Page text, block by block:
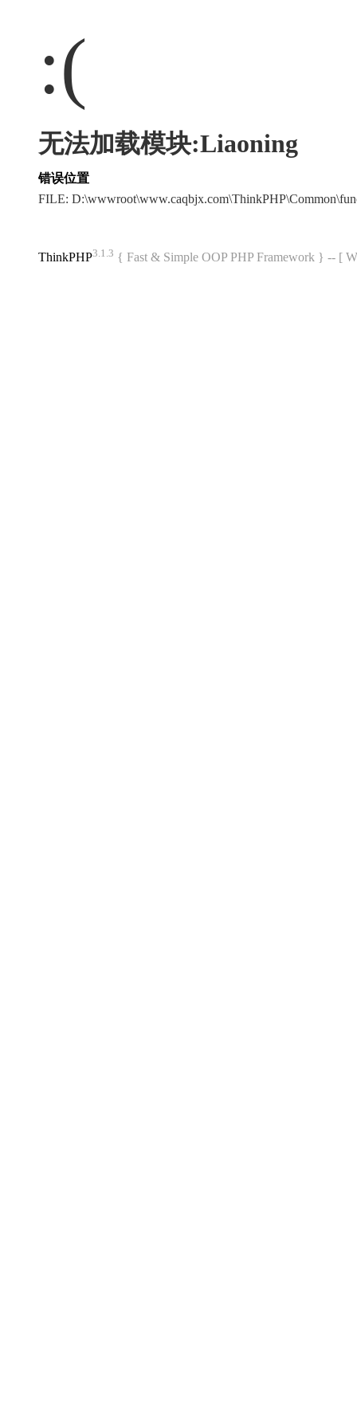
:(
无法加载模块:Liaoning
错误位置
FILE:
ThinkPHP3.1.3 { Fast & Simple OOP PHP Framework } -- [